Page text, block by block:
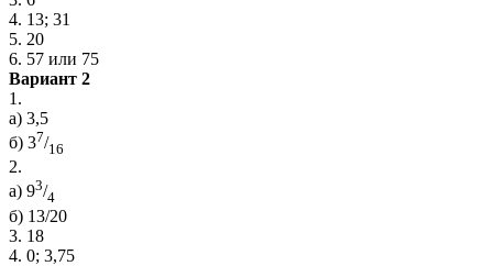
4. 13; 31
5. 20
6. 57 или 75
Вариант 2
1.
а) 3,5
б) 37/16
2.
а) 93/4
б) 13/20
3. 18
4. 0; 3,75